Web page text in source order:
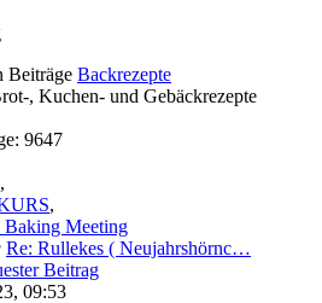
Backrezepte
, Kuchen- und Gebäckrezepte
: 9647
,
,
Meeting
Re: Rullekes ( Neujahrshörnc…
Beitrag
09:53